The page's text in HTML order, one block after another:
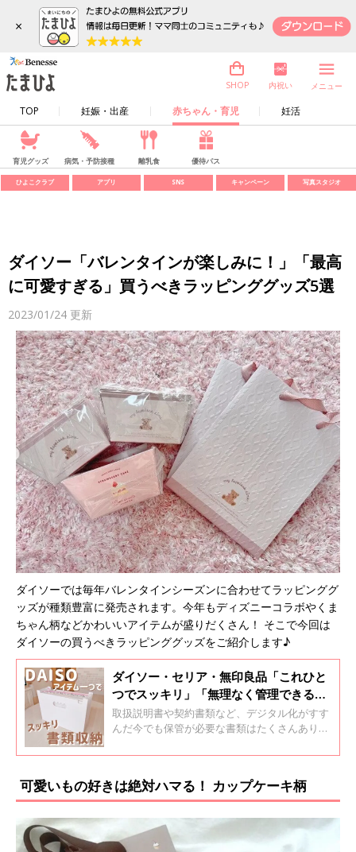
×
TOP 妊娠・出産 赤ちゃん・育児 妊活
SHOP 内祝い メニュー
育児グッズ 病気・予防接種 離乳食 優待パス
ひよこクラブ アプリ SNS キャンペーン 写真スタジオ
ダイソー「バレンタインが楽しみに！」「最高
に可愛すぎる」買うべきラッピンググッズ5選
2023/01/24 更新
ダイソーでは毎年バレンタインシーズンに合わせてラッピンググ
ッズが種類豊富に発売されます。今年もディズニーコラボやくま
ちゃん柄などかわいいアイテムが盛りだくさん！ そこで今回は
ダイソーの買うべきラッピンググッズをご紹介します♪
ダイソー・セリア・無印良品「これひと
つでスッキリ」「無理なく管理できる」
書類収納アイデア5選
取扱説明書や契約書類など、デジタル化がすす
んだ今でも保管が必要な書類はたくさんありま
使えば、たくさんの書類もわかりやすく収納で
類収納アイデアをご紹介します。
可愛いもの好きは絶対ハマる！ カップケーキ柄